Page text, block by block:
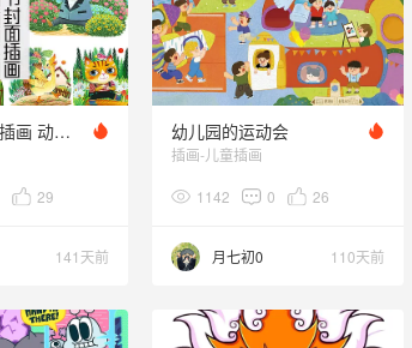
37幅图书封面插画 动物插画系列
29
141天前
幼儿园的运动会
插画-儿童插画
1142 0 26
月七初0 110天前